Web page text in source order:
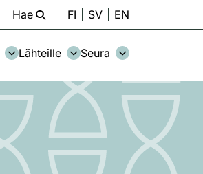
Hae FI SV EN
Lähteille Seura